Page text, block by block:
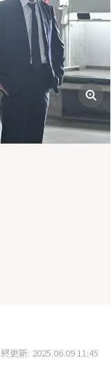
更新: 2025.06.09 11:45